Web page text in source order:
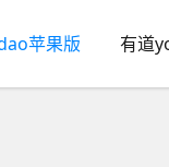
苹果版 有道